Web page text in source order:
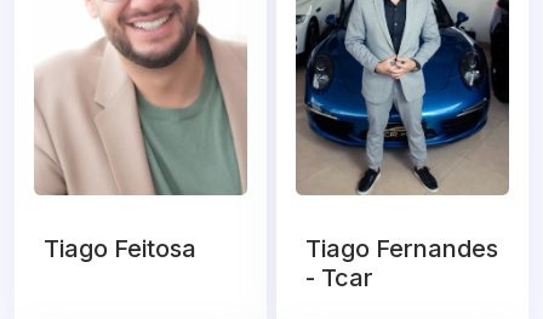
Tiago Feitosa
Tiago Fernandes
- Tcar